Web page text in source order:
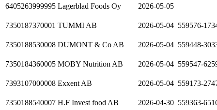
6405263999995 Lagerblad Foods Oy 2026-05-05
7350187370001 TUMMI AB 2026-05-04 559576-
7350188530008 DUMONT & Co AB 2026-05-04 559448-
7350184360005 MOBY Nutrition AB 2026-05-04 559547-
7393107000008 Exxent AB 2026-05-04 559173-
7350188540007 H.F Invest food AB 2026-04-30 559363-